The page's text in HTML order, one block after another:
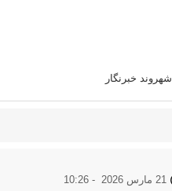
شهروند خبرنگار
21 مارس 2026 -
10:26